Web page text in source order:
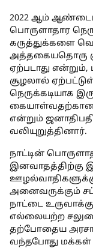
2022 ஆம்
பொருளாதார
கருத்துக்களை
அத்தகையதொரு
ஏற்படாது என்றும்,
சூழலால்
நெருக்கடியாக
கையாள்வதற்கான
என்றும்
வலியுறுத்தினார்.
நாட்டின்
இனவாதத்திற்கு
அனைவருக்கும்
நாட்டை
எல்லையற்ற
தற்போதைய
வந்தபோது